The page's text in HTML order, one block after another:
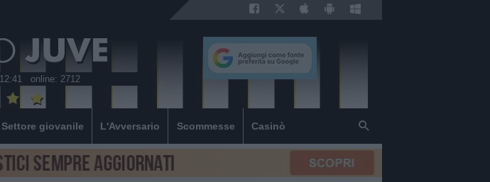
online: 2712
Settore giovanile L'Avversario Scommesse Casinò